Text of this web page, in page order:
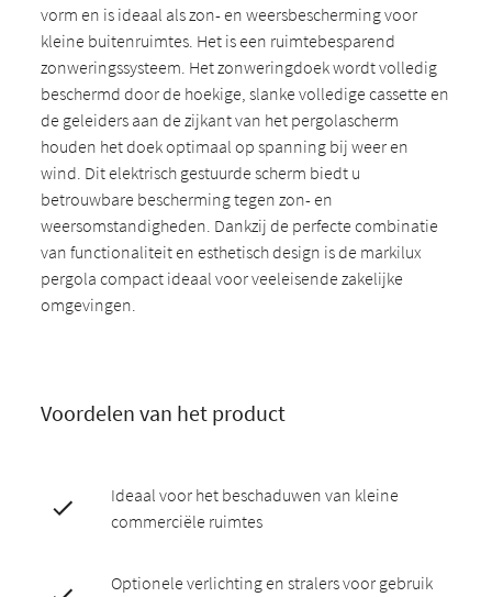
vorm en is ideaal als zon- en weersbescherming voor
kleine buitenruimtes. Het is een ruimtebesparend
zonweringssysteem. Het zonweringdoek wordt volledig
beschermd door de hoekige, slanke volledige cassette en
de geleiders aan de zijkant van het pergolascherm
houden het doek optimaal op spanning bij weer en
wind. Dit elektrisch gestuurde scherm biedt u
betrouwbare bescherming tegen zon- en
weersomstandigheden. Dankzij de perfecte combinatie
van functionaliteit en esthetisch design is de markilux
pergola compact ideaal voor veeleisende zakelijke
omgevingen.
Voordelen van het product
Ideaal voor het beschaduwen van kleine
commerciële ruimtes
Optionele verlichting en stralers voor gebruik